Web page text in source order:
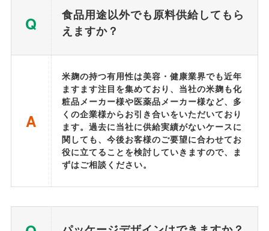
Q
食品用途以外でも原料供給してもら
えますか？
A
米麹の持つ有用性は美容・健康業界でも近年
ますます注目を集めており、当社の米麹も化
粧品メーカー様や医薬品メーカー様など、多
くの企業様からお引き合いをいただいており
ます。過去に当社に供給実績がないケースに
関しても、今後お客様のご要望に合わせてお
役に立てることを検討していきますので、ま
ずはご相談ください。